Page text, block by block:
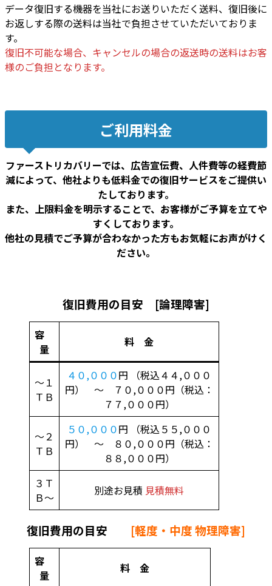
データ復旧する機器を当社にお送りいただく送料、復旧後に
お返しする際の送料は当社で負担させていただいておりま
す。
復旧不可能な場合、キャンセルの場合の返送時の送料はお客
様のご負担となります。
ご利用料金
ファーストリカバリーでは、広告宣伝費、人件費等の経費節
減によって、他社よりも低料金での復旧サービスをご提供い
たしております。
また、上限料金を明示することで、お客様がご予算を立てや
すくしております。
他社の見積でご予算が合わなかった方もお気軽にお声がけく
ださい。
復旧費用の目安 [論理障害]
容
量
料 金
～１
ＴＢ
４０,０００円 （税込４４,０００
円） ～ ７０,０００円（税込：
７７,０００円）
～２
ＴＢ
５０,０００円 （税込５５,０００
円） ～ ８０,０００円（税込：
８８,０００円）
３Ｔ
Ｂ～
別途お見積 見積無料
復旧費用の目安 [軽度・中度 物理障害]
容
量
料 金